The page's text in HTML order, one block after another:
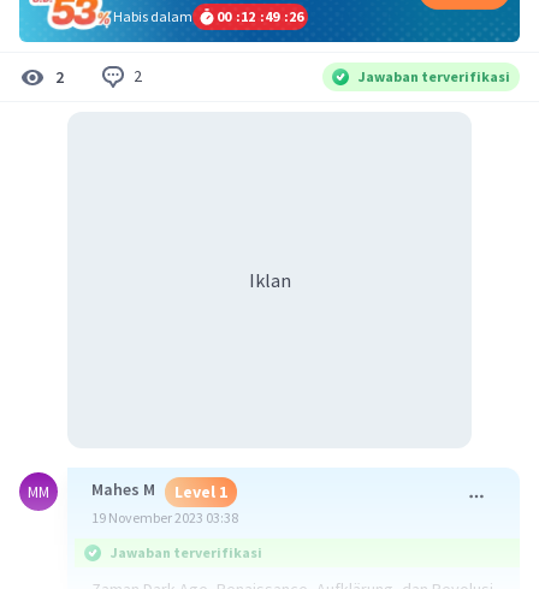
Habis dalam
00 :12 :49 :26
2 2 Jawaban terverifikasi
Iklan
MM Mahes M Level 1
19 November 2023 03:38
Jawaban terverifikasi